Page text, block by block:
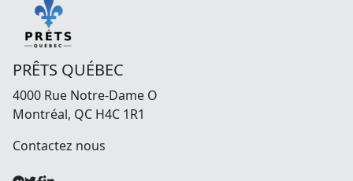
PRÊTS QUÉBEC
4000 Rue Notre-Dame O
Montréal, QC H4C 1R1
Contactez nous